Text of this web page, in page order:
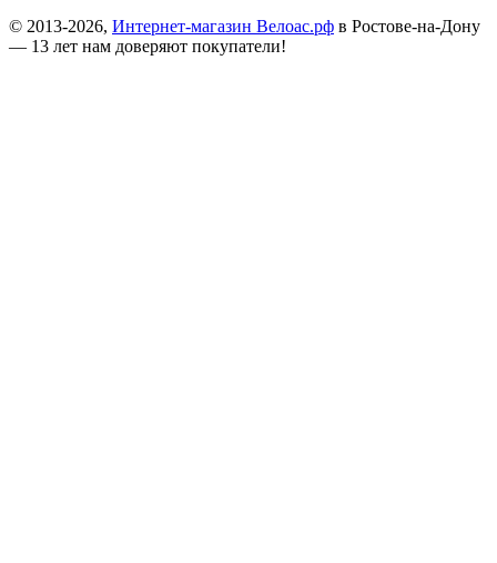
© 2013-2026, Интернет-магазин Велоас.рф в Ростове-на-Дону
— 13 лет нам доверяют покупатели!